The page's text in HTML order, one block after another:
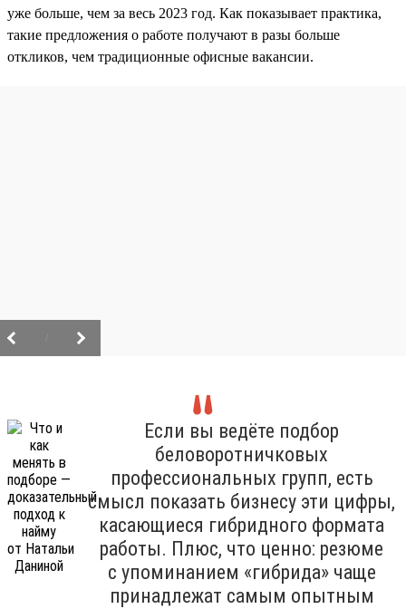
уже больше, чем за весь 2023 год. Как показывает практика,
такие предложения о работе получают в разы больше
откликов, чем традиционные офисные вакансии.
Если вы ведёте подбор
беловоротничковых
профессиональных групп, есть
смысл показать бизнесу эти цифры,
касающиеся гибридного формата
работы. Плюс, что ценно: резюме
с упоминанием «гибрида» чаще
принадлежат самым опытным